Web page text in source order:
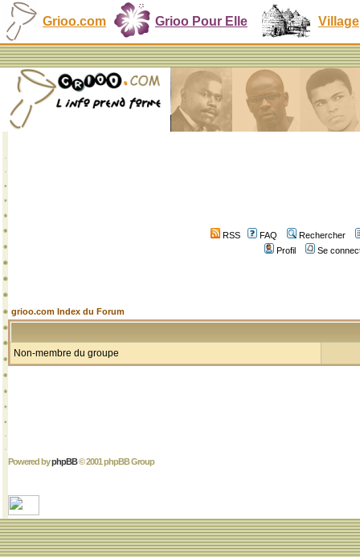
Grioo.com Grioo Pour Elle Village
RSS FAQ
Rechercher
Profil
Se
grioo.com Index du Forum
Non-membre du groupe
Powered byphpBB© 2001 phpBB Group